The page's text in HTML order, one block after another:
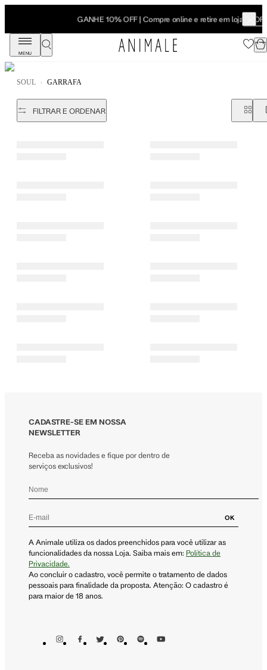
GANHE 10% OFF | Compre online e retire em lojaSHOP NOW
MENU
SOUL GARRAFA
FILTRAR E ORDENAR
CADASTRE-SE EM NOSSA
NEWSLETTER
Receba as novidades e fique por dentro de
serviços exclusivos!
OK
A Animale utiliza os dados preenchidos para você utilizar as
funcionalidades da nossa Loja. Saiba mais em: Política de
Privacidade.
Ao concluir o cadastro, você permite o tratamento de dados
pessoais para finalidade da proposta. Atenção: O cadastro é
para maior de 18 anos.